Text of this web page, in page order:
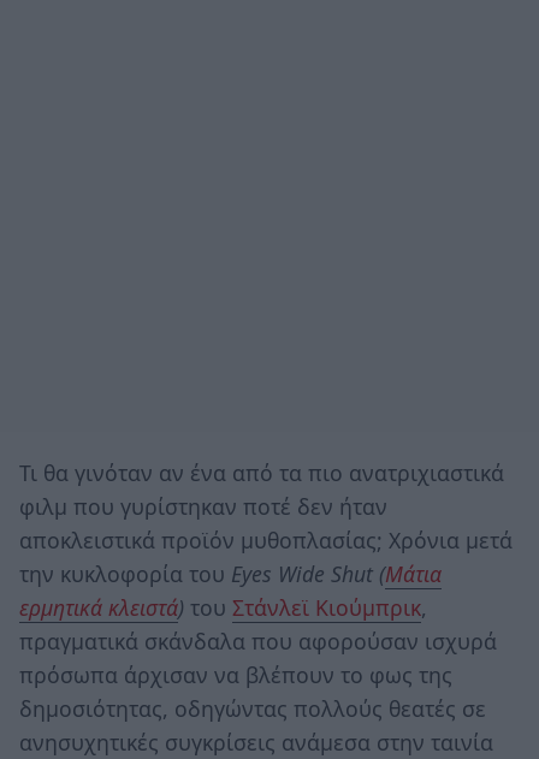
Τι θα γινόταν αν ένα από τα πιο ανατριχιαστικά
φιλμ που γυρίστηκαν ποτέ δεν ήταν
αποκλειστικά προϊόν μυθοπλασίας; Χρόνια μετά
την κυκλοφορία του Eyes Wide Shut (Μάτια
ερμητικά κλειστά) του Στάνλεϊ Κιούμπρικ,
πραγματικά σκάνδαλα που αφορούσαν ισχυρά
πρόσωπα άρχισαν να βλέπουν το φως της
δημοσιότητας, οδηγώντας πολλούς θεατές σε
ανησυχητικές συγκρίσεις ανάμεσα στην ταινία